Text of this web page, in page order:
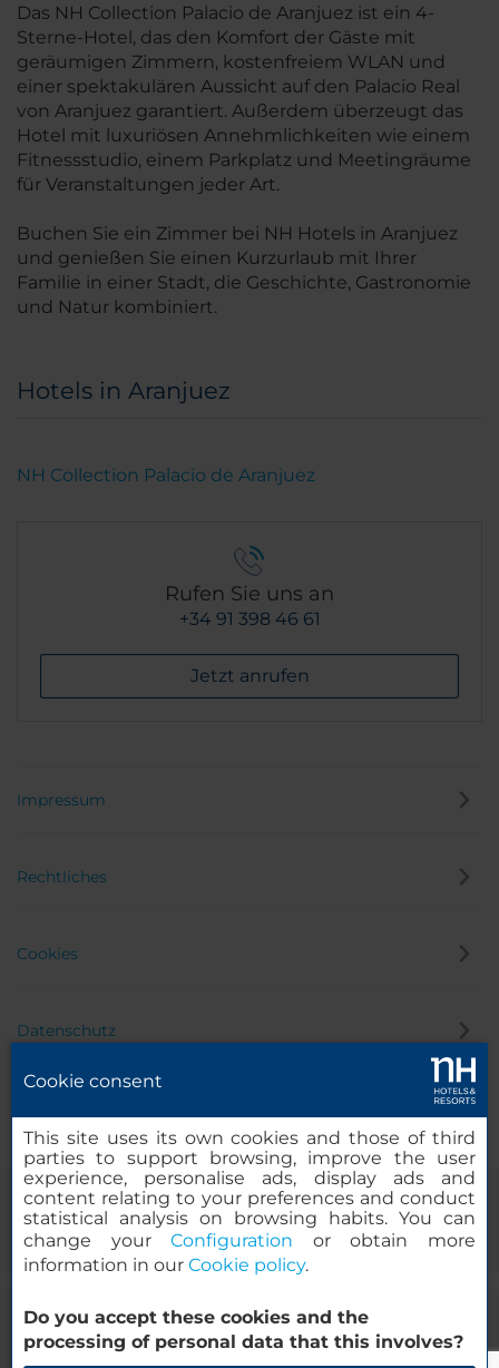
Das NH Collection Palacio de Aranjuez ist ein 4-
Sterne-Hotel, das den Komfort der Gäste mit
geräumigen Zimmern, kostenfreiem WLAN und
einer spektakulären Aussicht auf den Palacio Real
von Aranjuez garantiert. Außerdem überzeugt das
Hotel mit luxuriösen Annehmlichkeiten wie einem
Fitnessstudio, einem Parkplatz und Meetingräume
für Veranstaltungen jeder Art.
Buchen Sie ein Zimmer bei NH Hotels in Aranjuez
und genießen Sie einen Kurzurlaub mit Ihrer
Familie in einer Stadt, die Geschichte, Gastronomie
und Natur kombiniert.
Hotels in Aranjuez
NH Collection Palacio de Aranjuez
Rufen Sie uns an
+34 91 398 46 61
Jetzt anrufen
Impressum
Rechtliches
Cookies
Datenschutz
© 2000 – 2026 MINOR HOTELS EUROPE & AMERICAS Santa Engracia
120. 28003 Madrid, Spanien
Cookie consent
This site uses its own cookies and those of third
parties to support browsing, improve the user
experience, personalise ads, display ads and
content relating to your preferences and conduct
statistical analysis on browsing habits. You can
change yourConfiguration or obtain more
information in our Cookie policy.
Do you accept these cookies and the
processing of personal data that this involves?